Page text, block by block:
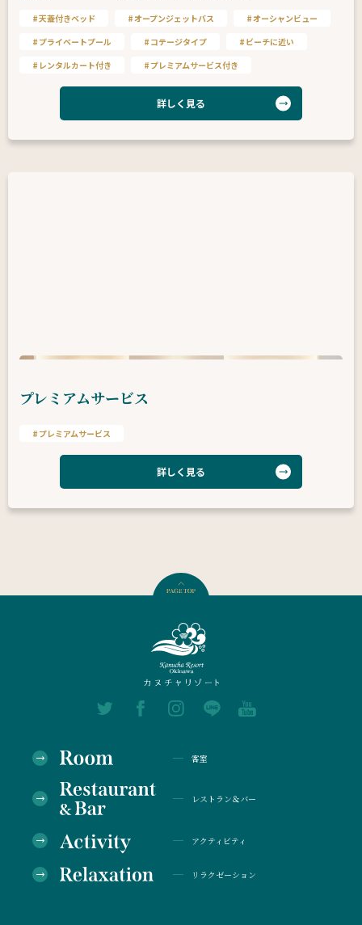
天蓋付きベッド オープンジェットバス
オーシャンビュー
プライベートプール
コテージタイプ
ビーチに近い
レンタルカート付き
プレミアムサービス付き
詳しく見る
プレミアムサービス
プレミアムサービス
詳しく見る
客室
レストラン＆バー
アクティビティ
リラクゼーション